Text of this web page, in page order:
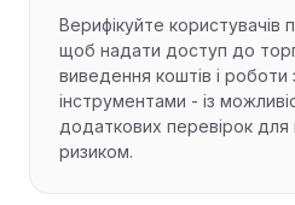
Верифікуйте користувачів
щоб надати доступ до
виведення коштів і роботи
інструментами - із
додаткових перевірок для
ризиком.